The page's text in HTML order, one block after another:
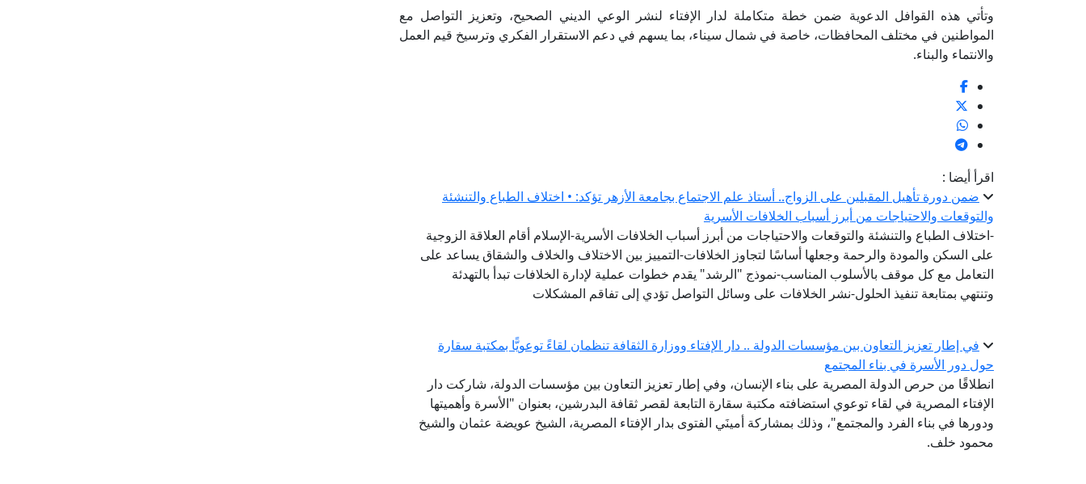
وتأتي هذه القوافل الدعوية ضمن خطة متكاملة لدار الإفتاء لنشر الوعي الديني الصحيح، وتعزيز التواصل مع
المواطنين في مختلف المحافظات، خاصة في شمال سيناء، بما يسهم في دعم الاستقرار الفكري وترسيخ قيم العمل
والانتماء والبناء.
اقرأ أيضا :
ضمن دورة تأهيل المقبلين على الزواج.. أستاذ علم الاجتماع بجامعة الأزهر تؤكد: • اختلاف الطباع والتنشئة
والتوقعات والاحتياجات من أبرز أسباب الخلافات الأسرية
-اختلاف الطباع والتنشئة والتوقعات والاحتياجات من أبرز أسباب الخلافات الأسرية-الإسلام أقام العلاقة الزوجية
على السكن والمودة والرحمة وجعلها أساسًا لتجاوز الخلافات-التمييز بين الاختلاف والخلاف والشقاق يساعد على
التعامل مع كل موقف بالأسلوب المناسب-نموذج "الرشد" يقدم خطوات عملية لإدارة الخلافات تبدأ بالتهدئة
وتنتهي بمتابعة تنفيذ الحلول-نشر الخلافات على وسائل التواصل تؤدي إلى تفاقم المشكلات
في إطار تعزيز التعاون بين مؤسسات الدولة .. دار الإفتاء ووزارة الثقافة تنظمان لقاءً توعويًّا بمكتبة سقارة
حول دور الأسرة في بناء المجتمع
انطلاقًا من حرص الدولة المصرية على بناء الإنسان، وفي إطار تعزيز التعاون بين مؤسسات الدولة، شاركت دار
الإفتاء المصرية في لقاء توعوي استضافته مكتبة سقارة التابعة لقصر ثقافة البدرشين، بعنوان "الأسرة وأهميتها
ودورها في بناء الفرد والمجتمع"، وذلك بمشاركة أمينَي الفتوى بدار الإفتاء المصرية، الشيخ عويضة عثمان والشيخ
محمود خلف.